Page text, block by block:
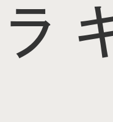
ラ